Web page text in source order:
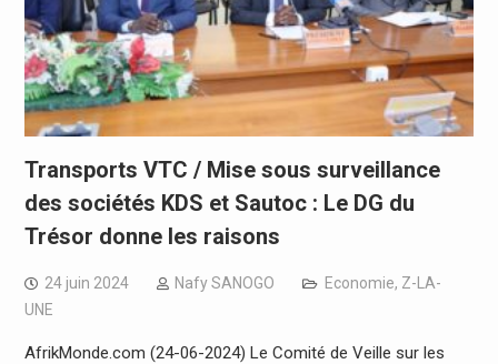
Transports VTC / Mise sous surveillance
des sociétés KDS et Sautoc : Le DG du
Trésor donne les raisons
24 juin 2024 Nafy SANOGO Economie, Z-LA-
UNE
AfrikMonde.com (24-06-2024) Le Comité de Veille sur les